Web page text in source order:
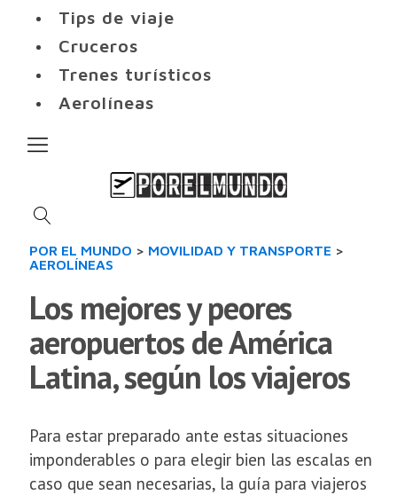
Tips de viaje
Cruceros
Trenes turísticos
Aerolíneas
POR EL MUNDO > MOVILIDAD Y TRANSPORTE >
AEROLÍNEAS
Los mejores y peores
aeropuertos de América
Latina, según los viajeros
Para estar preparado ante estas situaciones
imponderables o para elegir bien las escalas en
caso que sean necesarias, la guía para viajeros